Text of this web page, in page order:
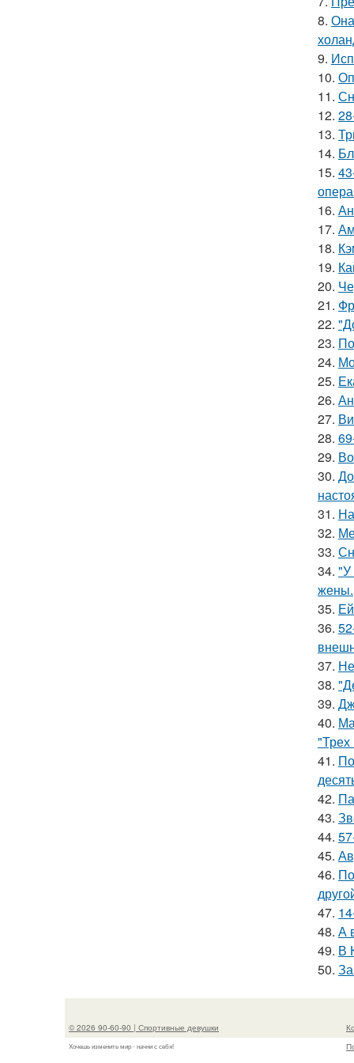
8.
9.
10.
11.
12.
13.
14.
15.
16.
17.
18.
19.
20.
21.
22.
23.
24.
25.
26.
27.
28.
29.
30.
31.
32.
33.
34. "У
жены.
35.
36.
37.
38.
39.
40.
41.
42.
43.
44.
45.
46.
47.
48. А
49. В
50.
© 2026 90-60-90 | Спортивные девушки
Хочешь изменить мир - начни с себя!